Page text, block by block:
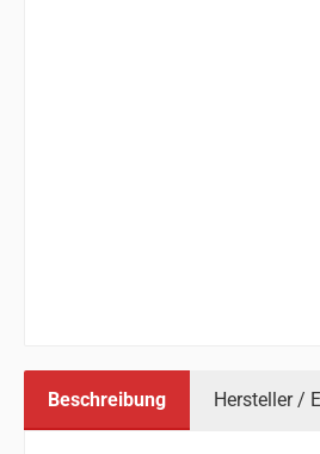
Beschreibung Hersteller /